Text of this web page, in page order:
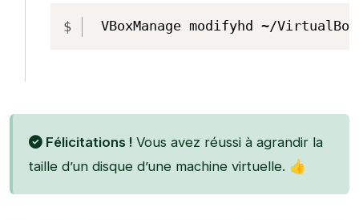
VBoxManage modifyhd ~/VirtualBox
Copy
Félicitations ! Vous avez réussi à agrandir la
taille d’un disque d’une machine virtuelle. 👍